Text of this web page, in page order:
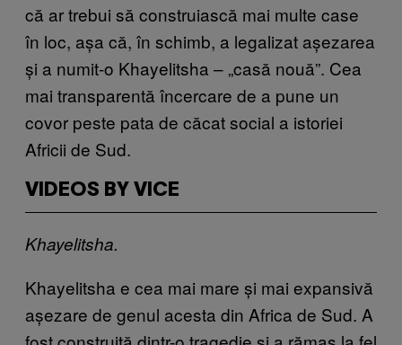
că ar trebui să construiască mai multe case
în loc, așa că, în schimb, a legalizat așezarea
și a numit-o Khayelitsha – „casă nouă”. Cea
mai transparentă încercare de a pune un
covor peste pata de căcat social a istoriei
Africii de Sud.
VIDEOS BY VICE
Khayelitsha.
Khayelitsha e cea mai mare și mai expansivă
așezare de genul acesta din Africa de Sud. A